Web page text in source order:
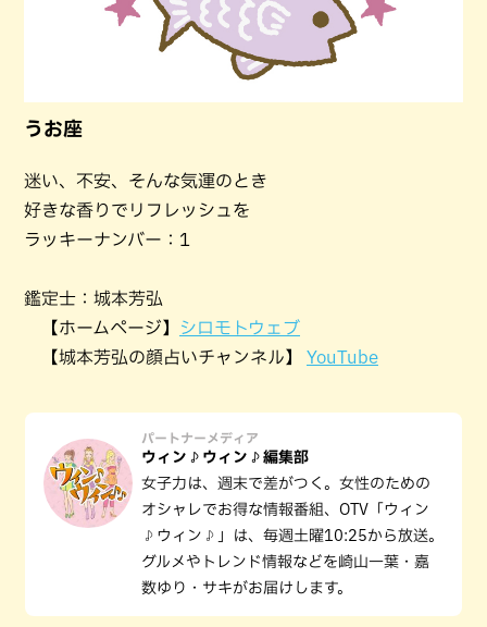
うお座
迷い、不安、そんな気運のとき
好きな香りでリフレッシュを
ラッキーナンバー：1
鑑定士：城本芳弘
【ホームページ】
シロモトウェブ
【城本芳弘の顔占いチャンネル】 YouTube
パートナーメディア
ウィン♪ウィン♪編集部
女子力は、週末で差がつく。女性のための
オシャレでお得な情報番組、OTV「ウィン
♪ウィン♪」は、毎週土曜10:25から放送。
グルメやトレンド情報などを崎山一葉・嘉
数ゆり・サキがお届けします。